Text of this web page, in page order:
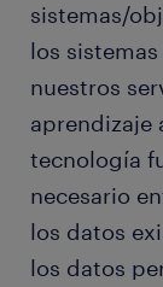
sistemas/
los
nuestros
aprendizaje
tecnología
necesario
los datos
los datos